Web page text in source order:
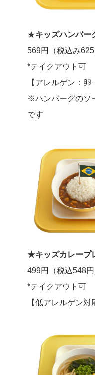
★キッズハンバー
569円（税込み
*テイクアウト可
【アレルゲン：卵
※ハンバーグのソ
です
★キッズカレープ
499円（税込548
*テイクアウト可
【低アレルゲン対